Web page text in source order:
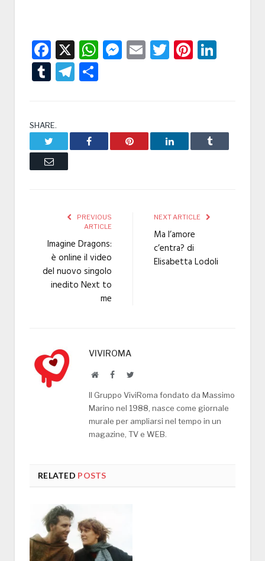
Facebook
X WhatsApp
Messenger
EmailTwitter
TumblrTelegram
SHARE.
Facebook Pinterest LinkedIn Tumblr
Email
PREVIOUS
ARTICLE
Imagine Dragons:
è online il video
del nuovo singolo
inedito Next to
me
NEXT ARTICLE
Ma l’amore
c’entra? di
Elisabetta Lodoli
VIVIROMA
WebsiteFacebookTwitter
Il Gruppo ViviRoma fondato da Massimo
Marino nel 1988, nasce come giornale
murale per ampliarsi nel tempo in un
magazine, TV e WEB.
RELATED POSTS